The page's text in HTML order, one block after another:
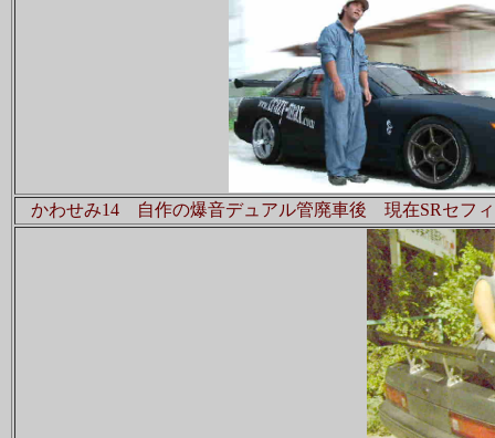
かわせみ14 自作の爆音デュアル管廃車後 現在SRセ